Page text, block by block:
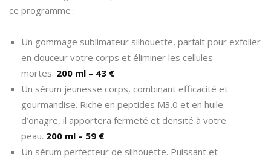
ce programme :
Un gommage sublimateur silhouette, parfait pour exfolier
en douceur votre corps et éliminer les cellules
mortes. 200 ml – 43 €
Un sérum jeunesse corps, combinant efficacité et
gourmandise. Riche en peptides M3.0 et en huile
d’onagre, il apportera fermeté et densité à votre
peau. 200 ml – 59 €
Un sérum perfecteur de silhouette. Puissant et